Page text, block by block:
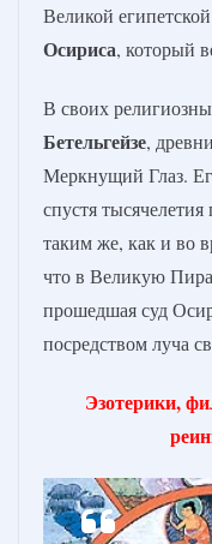
Великой
Осириса, который
В своих
Бетельгейзе,
Меркнущий Глаз.
спустя
таким же, как и во
что в Великую
прошедшая суд
посредством луча
Эзотерики,